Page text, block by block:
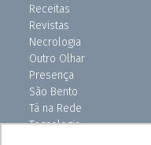
Receitas
Revistas
Necrologia
Outro Olhar
Presença
São Bento
Tá na Rede
Tecnologia